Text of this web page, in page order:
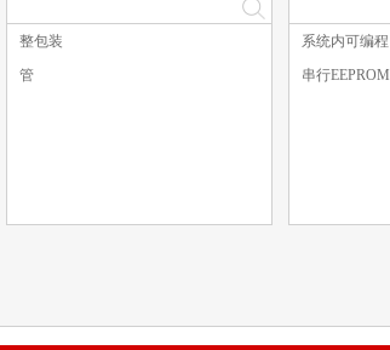
整包装
管
系统内可编程
串行EEPROM